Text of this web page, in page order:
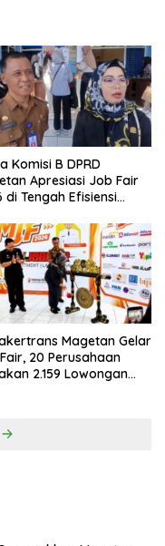
Komisi B DPRD
Apresiasi Job Fair
di Tengah Efisiensi
Magetan Gelar
20 Perusahaan
2.159 Lowongan